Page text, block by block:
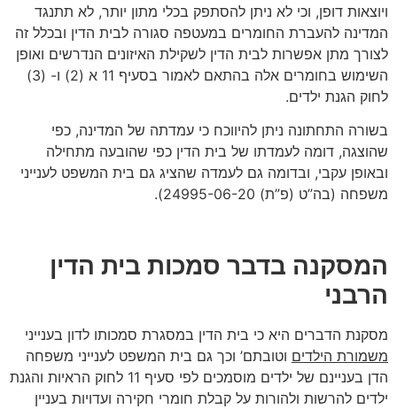
ויוצאות דופן, וכי לא ניתן להסתפק בכלי מתון יותר, לא תתנגד
המדינה להעברת החומרים במעטפה סגורה לבית הדין ובכלל זה
לצורך מתן אפשרות לבית הדין לשקילת האיזונים הנדרשים ואופן
השימוש בחומרים אלה בהתאם לאמור בסעיף 11 א (2) ו- (3)
לחוק הגנת ילדים.
בשורה התחתונה ניתן להיווכח כי עמדתה של המדינה, כפי
שהוצגה, דומה לעמדתו של בית הדין כפי שהובעה מתחילה
ובאופן עקבי, ובדומה גם לעמדה שהציג גם בית המשפט לענייני
משפחה (בה”ט (פ”ת) 24995-06-20).
המסקנה בדבר סמכות בית הדין
הרבני
מסקנת הדברים היא כי בית הדין במסגרת סמכותו לדון בענייני
משמורת הילדים וטובתם’ וכך גם בית המשפט לענייני משפחה
הדן בעניינם של ילדים מוסמכים לפי סעיף 11 לחוק הראיות והגנת
ילדים להרשות ולהורות על קבלת חומרי חקירה ועדויות בעניין